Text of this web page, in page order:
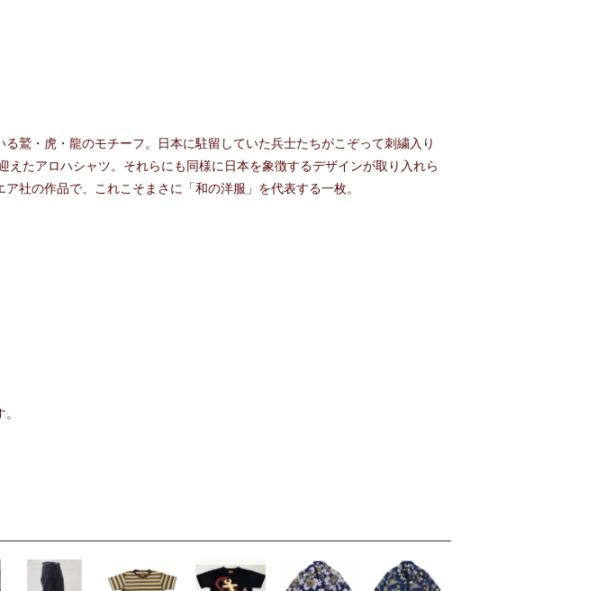
鷲・虎・龍のモチーフ。日本に駐留していた兵士たちがこぞって刺繍入り
たアロハシャツ。それらにも同様に日本を象徴するデザインが取り入れら
社の作品で、これこそまさに「和の洋服」を代表する一枚。